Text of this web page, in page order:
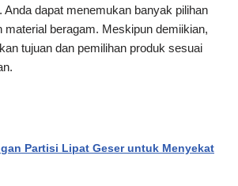
. Anda dapat menemukan banyak pilihan
material beragam. Meskipun demiikian,
tujuan dan pemilihan produk sesuai
Partisi Lipat Geser untuk Menyekat